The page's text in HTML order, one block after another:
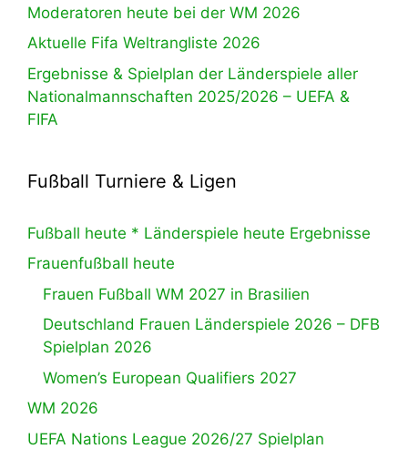
Moderatoren heute bei der WM 2026
Aktuelle Fifa Weltrangliste 2026
Ergebnisse & Spielplan der Länderspiele aller
Nationalmannschaften 2025/2026 – UEFA &
FIFA
Fußball Turniere & Ligen
Fußball heute * Länderspiele heute Ergebnisse
Frauenfußball heute
Frauen Fußball WM 2027 in Brasilien
Deutschland Frauen Länderspiele 2026 – DFB
Spielplan 2026
Women’s European Qualifiers 2027
WM 2026
UEFA Nations League 2026/27 Spielplan